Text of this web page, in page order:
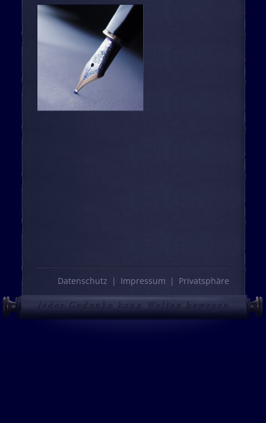
Datenschutz Impressum Privatsphäre